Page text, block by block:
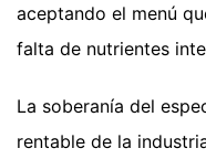
aceptando el menú
falta de nutrientes
La soberanía del
rentable de la